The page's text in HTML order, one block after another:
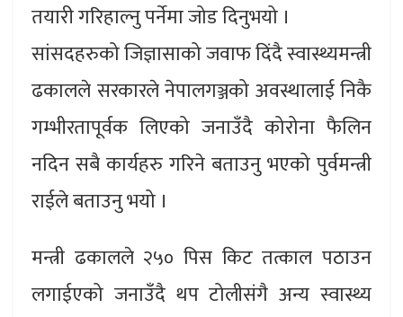
तयारी गरिहाल्नु पर्नेमा जोड दिनुभयो ।
सांसदहरुको जिज्ञासाको जवाफ दिंदै स्वास्थ्यमन्त्री
ढकालले सरकारले नेपालगञ्जको अवस्थालाई निकै
गम्भीरतापूर्वक लिएको जनाउँदै कोरोना फैलिन
नदिन सबै कार्यहरु गरिने बताउनु भएको पुर्वमन्त्री
राईले बताउनु भयो ।
मन्त्री ढकालले २५० पिस किट तत्काल पठाउन
लगाईएको जनाउँदै थप टोलीसंगै अन्य स्वास्थ्य